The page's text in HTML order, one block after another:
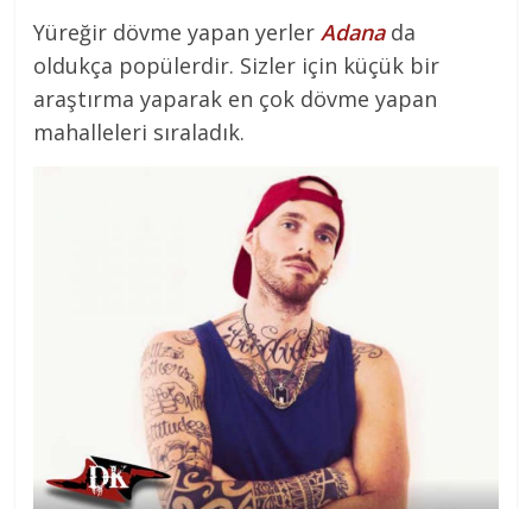
Yüreğir dövme yapan yerlerAdana da
oldukça popülerdir. Sizler için küçük bir
araştırma yaparak en çok dövme yapan
mahalleleri sıraladık.